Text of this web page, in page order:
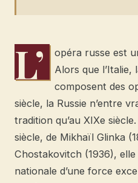
L’
opéra russe est
Alors que l’Italie,
composent des
siècle, la Russie n’entre
tradition qu’au XIXe
siècle, de Mikhaïl Glinka
Chostakovitch (1936),
nationale d’une force